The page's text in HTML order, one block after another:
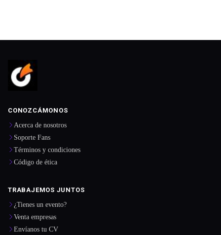
CONOZCÁMONOS
Acerca de nosotros
Soporte Fans
Términos y condiciones
Código de ética
TRABAJEMOS JUNTOS
¿Tienes un evento?
Venta empresas
Envíanos tu CV